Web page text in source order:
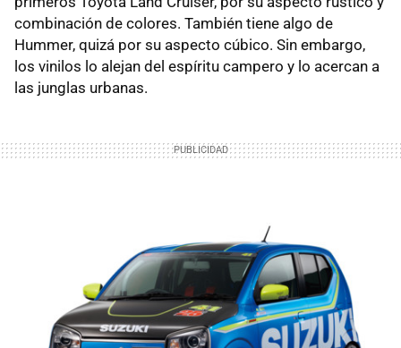
combinación de colores. También tiene algo de
Hummer, quizá por su aspecto cúbico. Sin embargo,
los vinilos lo alejan del espíritu campero y lo acercan a
las junglas urbanas.